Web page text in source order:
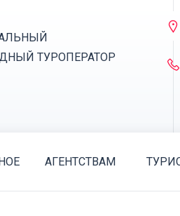
ТУРОПЕРАТОР
АГЕНТСТВАМ